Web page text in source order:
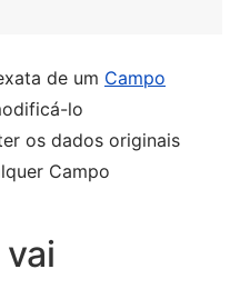
de um Campo
lo
os dados originais
Campo